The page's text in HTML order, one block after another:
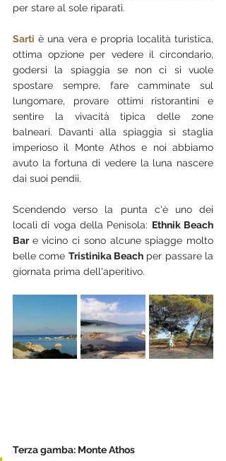
per stare al sole riparati.
Sarti è una vera e propria località turistica,
ottima opzione per vedere il circondario,
godersi la spiaggia se non ci si vuole
spostare sempre, fare camminate sul
lungomare, provare ottimi ristorantini e
sentire la vivacità tipica delle zone
balneari. Davanti alla spiaggia si staglia
imperioso il Monte Athos e noi abbiamo
avuto la fortuna di vedere la luna nascere
dai suoi pendii.
Scendendo verso la punta c'è uno dei
locali di voga della Penisola: Ethnik Beach
Bar e vicino ci sono alcune spiagge molto
belle come Tristinika Beach per passare la
giornata prima dell'aperitivo.
Terza gamba: Monte Athos